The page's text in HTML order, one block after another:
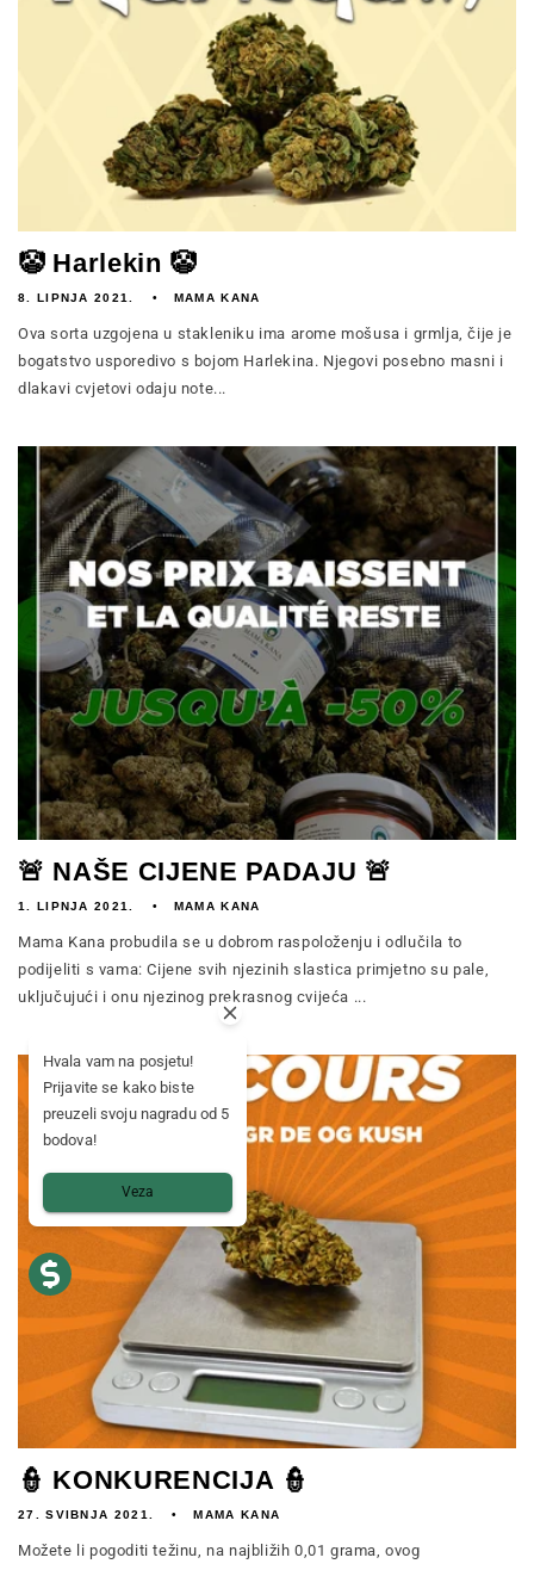
🤡 Harlekin 🤡
8. LIPNJA 2021. MAMA KANA
Ova sorta uzgojena u stakleniku ima arome mošusa i grmlja, čije je
bogatstvo usporedivo s bojom Harlekina. Njegovi posebno masni i
dlakavi cvjetovi odaju note...
🚨 NAŠE CIJENE PADAJU 🚨
1. LIPNJA 2021. MAMA KANA
Mama Kana probudila se u dobrom raspoloženju i odlučila to
podijeliti s vama: Cijene svih njezinih slastica primjetno su pale,
uključujući i onu njezinog prekrasnog cvijeća ...
👮 KONKURENCIJA 👮
27. SVIBNJA 2021. MAMA KANA
Možete li pogoditi težinu, na najbližih 0,01 grama, ovog
Hvala vam na posjetu!
Prijavite se kako biste
preuzeli svoju nagradu od 5
bodova!
Veza